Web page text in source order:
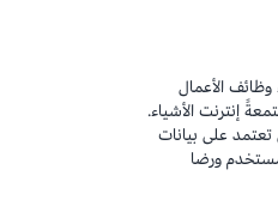
الأعمال
إنترنت الأشياء.
على بيانات
ورضا